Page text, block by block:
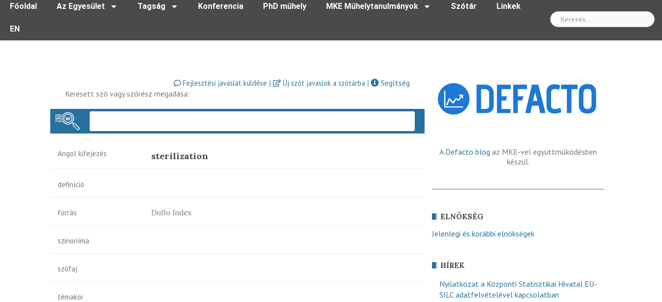
Főoldal Az Egyesület Tagság Konferencia PhD műhely MKE Műhelytanulmányok Szótár Linkek
EN
Fejlesztési javaslat küldése | Új szót javaslok a szótárba |
Segítség
Keresett szó vagy szórész megadása:
Angol kifejezés sterilization
definíció
forrás Duflo Index
szinoníma
szófaj
témakör
A Defacto blog az MKE-vel együttműködésben
készül.
ELNÖKSÉG
Jelenlegi és korábbi elnökségek
HÍREK
Nyilatkozat a Központi Statisztikai Hivatal EU-
SILC adatfelvételével kapcsolatban